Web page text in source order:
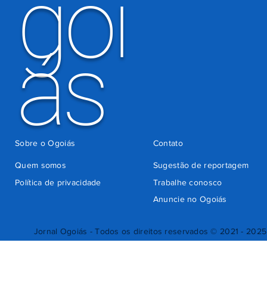
Jornal Ogoiás - Todos os direitos reservados © 2021 - 2025
goi
ás
Quem somos
Sugestão de reportagem
Trabalhe conosco
Política de privacidade
Anuncie no Ogoiás
Contato
Sobre o Ogoiás